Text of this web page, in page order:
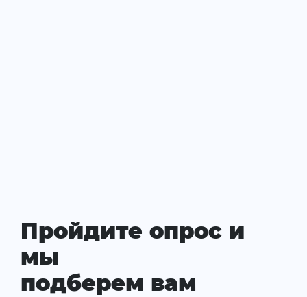
Пройдите опрос и
мы
подберем вам